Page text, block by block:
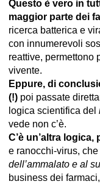
Questo è vero in
maggior parte dei
ricerca batterica e
con innumerevoli
reattive, permettono
vivente.
Eppure, di
(!) poi passate
logica scientifica del
vede non c’è.
C’è un’altra logica,
e ranocchi-virus,
dell’ammalato e al
business dei